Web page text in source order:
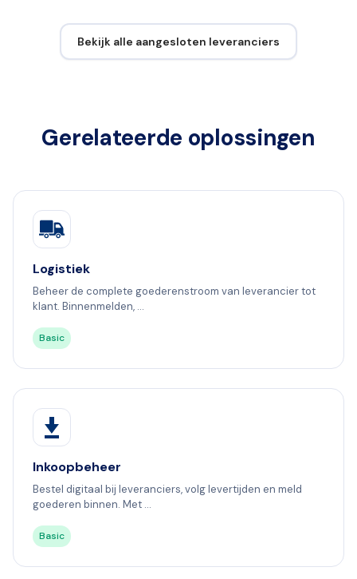
Bekijk alle aangesloten leveranciers
Gerelateerde oplossingen
Logistiek
Beheer de complete goederenstroom van leverancier tot
klant. Binnenmelden, ...
Basic
Inkoopbeheer
Bestel digitaal bij leveranciers, volg levertijden en meld
goederen binnen. Met ...
Basic